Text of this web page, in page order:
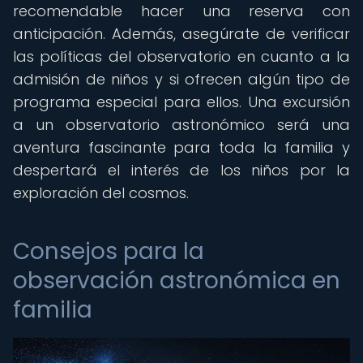
recomendable hacer una reserva con
anticipación. Además, asegúrate de verificar
las políticas del observatorio en cuanto a la
admisión de niños y si ofrecen algún tipo de
programa especial para ellos. Una excursión
a un observatorio astronómico será una
aventura fascinante para toda la familia y
despertará el interés de los niños por la
exploración del cosmos.
Consejos para la
observación astronómica en
familia